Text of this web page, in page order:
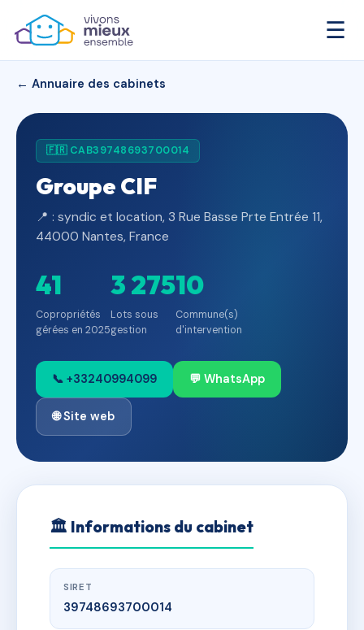
☰
← Annuaire des cabinets
🇫🇷 CAB39748693700014
Groupe CIF
📍 : syndic et location, 3 Rue Basse Prte Entrée 11,
44000 Nantes, France
41
Copropriétés
gérées en 2025
3 275
Lots sous
gestion
10
Commune(s)
d'intervention
📞 +33240994099 💬 WhatsApp
🌐 Site web
🏛 Informations du cabinet
SIRET
39748693700014